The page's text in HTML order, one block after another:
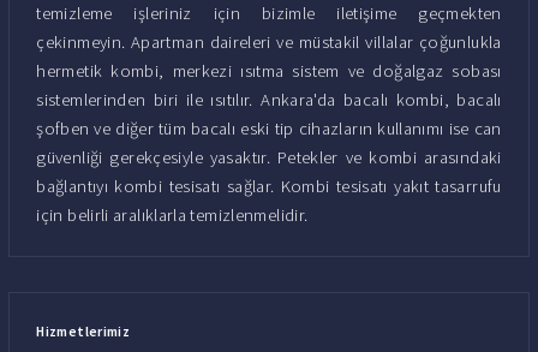
temizleme işleriniz için bizimle iletişime geçmekten
çekinmeyin. Apartman daireleri ve müstakil villalar çoğunlukla
hermetik kombi, merkezi ısıtma sistem ve doğalgaz sobası
sistemlerinden biri ile ısıtılır. Ankara'da bacalı kombi, bacalı
şofben ve diğer tüm bacalı eski tip cihazların kullanımı ise can
güvenliği gerekçesiyle yasaktır. Petekler ve kombi arasındaki
bağlantıyı kombi tesisatı sağlar. Kombi tesisatı yakıt tasarrufu
için belirli aralıklarla temizlenmelidir.
Hizmetlerimiz